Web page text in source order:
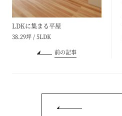
LDKに集まる平屋
38.29坪 / 5LDK
前の記事